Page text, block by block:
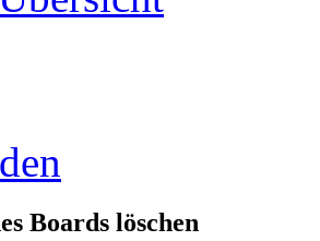
Boards löschen